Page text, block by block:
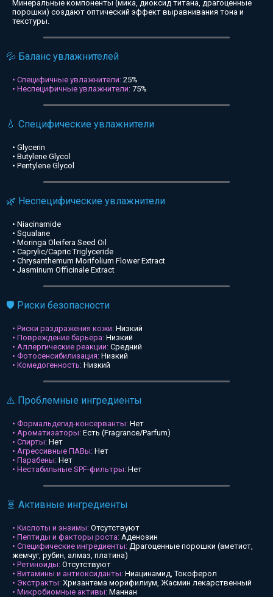
Минеральные компоненты (мика, диоксид титана, драгоценные
порошки) создают оптический эффект выравнивания тона и
текстуры.
💦 Баланс увлажнителей
• Специфичные увлажнители: 25%
• Неспецифичные увлажнители: 75%
💧 Специфические увлажнители
• Glycerin
• Butylene Glycol
• Pentylene Glycol
🌿 Неспецифические увлажнители
• Niacinamide
• Squalane
• Moringa Oleifera Seed Oil
• Caprylic/Capric Triglyceride
• Chrysanthemum Morifolium Flower Extract
• Jasminum Officinale Extract
🛡️ Риски безопасности
• Риски раздражения кожи: Низкий
• Повреждение барьера: Низкий
• Аллергические реакции: Средний
• Фотосенсибилизация: Низкий
• Комедогенность: Низкий
⚠️ Проблемные ингредиенты
• Формальдегид-консерванты: Нет
• Ароматизаторы: Есть (Fragrance/Parfum)
• Спирты: Нет
• Агрессивные ПАВы: Нет
• Парабены: Нет
• Нестабильные SPF-фильтры: Нет
🧬 Активные ингредиенты
• Кислоты и энзимы: Отсутствуют
• Пептиды и факторы роста: Аденозин
• Специфические ингредиенты: Драгоценные порошки (аметист,
жемчуг, рубин, алмаз, платина)
• Ретиноиды: Отсутствуют
• Витамины и антиоксиданты: Ниацинамид, Токоферол
• Экстракты: Хризантема морифилиум, Жасмин лекарственный
• Микробиомные активы: Маннан